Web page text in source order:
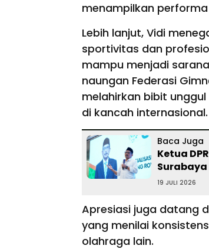
menampilkan
Lebih lanjut, Vidi
sportivitas dan
mampu menjadi
naungan Federasi
melahirkan bibit
di kancah internasional.
Baca Juga
Ketua
19 JULI 2026
Apresiasi juga datang
yang menilai
olahraga lain.